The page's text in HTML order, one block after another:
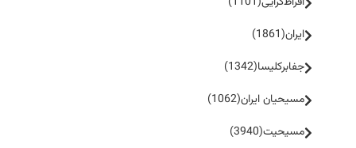
ایران(1861)
جفا‌بر‌کلیسا(1342)
مسیحیان ایران(1062)
مسیحیت(3940)